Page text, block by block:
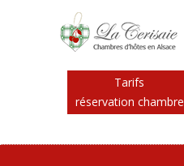
Tarifs
réservation chambre